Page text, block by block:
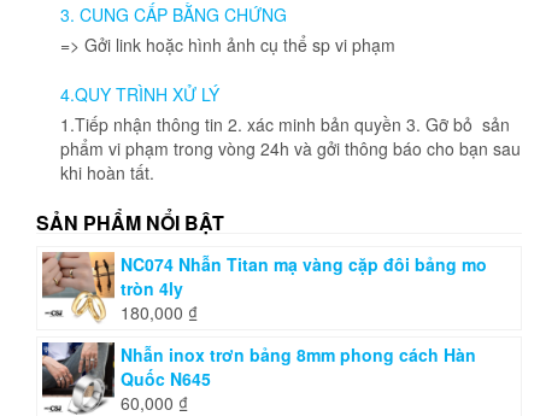
3. CUNG CẤP BẰNG CHỨNG
=> Gởi link hoặc hình ảnh cụ thể sp vi phạm
4.QUY TRÌNH XỬ LÝ
1.Tiếp nhận thông tin 2. xác minh bản quyền 3. Gỡ bỏ sản
phẩm vi phạm trong vòng 24h và gởi thông báo cho bạn sau
khi hoàn tất.
SẢN PHẨM NỔI BẬT
NC074 Nhẫn Titan mạ vàng cặp đôi bảng mo
tròn 4ly
180,000 ₫
Nhẫn inox trơn bảng 8mm phong cách Hàn
Quốc N645
60,000 ₫